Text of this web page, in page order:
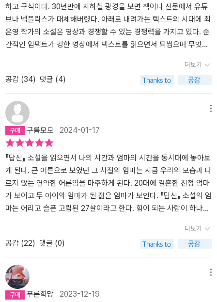
진 건 무슨 이유였을까. 부끄러워도 돼요. 기남은 그 말을 믿을 수 없
었다. 한 번도 기대하지 않았던 말. 기남은 그 말을 잊을 수 없으리라
고 생각했다.(319쪽) 마이클의 말에 기남이 느끼는 ‘따뜻한 통증’은
최은영의 소설을 읽는 동안 우리 안에 퍼져나가는 감정과도 같다. 상
고 있는 것처럼 여겨질 때, 그래서 그 순간을 잊을 수 없으리라고 예감
하게 될 때, 우리는 자신과 상대가 긴밀하게 연결되어 있음을 알아차
리게 된다. 관계 안에서, 사회 안에서 무엇과도 무관한 채 서 있을 수
없는 우리의 존재. 그간 빛나는 작품들을 선보여온 최은영이 자신의
글쓰기를 끊임없이 점검하며 이번 소설집에 또렷이 새겨넣은 것은 바
로 그러한 우리의 모습일 것이다.
가 읽기 어려웠다는 뜻은 아니다. 세심하고 조곤조곤한 말투와 같은
문장으로 세상과 인간을 보는 나의 시선과 이해에 대해 ‘그 정도로는
어림없다’고 말해 주고 있었다. 가족이나 타인과의 관계에서 어느 정
도까지가 이해의 폭으로 인정되는지, 정말 상대의 살갗 속으로 들어
게 했다. 여전히 존재하는 폭력 또한 서늘했고 마음이 아팠다. 책을 읽
으며 ‘자기 속에서 인식해야 한다는’ 프루스트의 말을 제대로 실감했
다. 성적에 맞춰 들어간 학과 공부가 마음에 들지 않아 괴로웠지만 그
럭저럭 졸업을 하고 은행의 비정규직 사원으로 근무한 적이 있는 희
원은 자신의 꿈을 위해 다시 대학 3학년에 학사 편입한 늦깎이 영문
과 대학생이다. 영어로 된 에세이를 읽고 각자 에세이를 써 와 토론하
는 강의에 참가한 희원은 그 수업의 시간강사인 ‘그녀’를 마음에 들어
한다. 수업의 내용과 그녀의 생각, 같은 지역에서 살았다는 동질감을
좋아하고, 희원이 앞으로 가게 될 길의 선배로 여기며 그녀에게 의지
하게 된다. 하지만 그녀는 희원이 원하는 그 길에 대해 싸늘한 반응을
보인다. 대학원에 진학해 박사학위를 따고 시간강사로 출발해서 대학
에 자리 잡는, 공부하는 인생이 비정규직으로, 날씬하지 못한 어린 여
다. 희원은 과거와 현재, 현재와 미래에서 그녀의 길을 따라가지만 그
들은 계속 대척점에 서 있다. 그녀가 그렇게 벗어나고 싶었던 용산에
지금 희원이 살고 있으며, 희원이 벗어나 다른 길로 가고 싶었던 그 길
에 그녀가 있었으며, 결국은 자리 잡지 못하고 글이나 공부와 무관하
게 살아가는 그녀의 자리에 현재 희원이 분투하며 버티고 있다. 엇갈
림과 짧은 인연 속에서의 그들의 대척은 끝까지 자신의 감정을 솔직
하고 구식이다. 30년만에 지하철 광경을 보면 책이나 신문에서 유튜
브나 넥플릭스가 대체해버렸다. 아래로 내려가는 텍스트의 시대에 최
은영 작가의 소설은 영상과 경쟁할 수 있는 경쟁력을 가지고 있다. 순
간적인 임팩트가 강한 영상에서 텍스트를 읽으면서 되씹으며 무엇을
기 때문아닐까? 이 소설들을 읽어가다보면, 연예인이나 재벌2~3세
의 환타지 이야기가 아니라 나 자신이거나 우리 가족의 모습이거나
주변 지인 상황이었다. 현실 모면이거나 극복이 아닌 현실 상황을 마
주하는 텍스트에서 출발한다. 7편의 중•단편 소설로 구성되어 있다.
소설의 화자들은 다음과 같다. 은행 비정규직 출신의 늦깍이 여성 대
학원생(아주 희미한 빛으로도), 학보사 출신의 현직 여성 기자(몫),
방송 pd 준비하다가 건설사 인턴 여직원(일년), 현재 교도소에 복역
중인 이모 얼굴을 기억하지 못하는 여조카 (답신), 텃밭을 가꾼 삼촌
을 기억하는 여성 조카 (파종), 함께 산 나이 많은 이모를 기억하는 여
성 파일롯 (이모에게), 산업화 시기 봉건 잔재가 관통한 엄마 이야기
(사라지는, 사라지지 않는) 여성들의 처지를 이야기하되, 과장되거나
복수를 말하지 않는다. 그 대신 그들의 삶을 구체적으로 복기한다. 그
면, 내 이야기를 이렇게 하다니…나와 주변 이야기를 들어주는 느낌이
다. 책띠에 <더 진실하기를, 더 치열하기를, 더 용기 있기를> 소개되
어 있다. 누군가에게는 진실을, 또 누군가에게는 치열을, 그리고 누군
가에게는 용기를 말하고 있다. 7편의 소설에서 느껴보셔라. 소설 <몫
>에서 보면, 3명과 1명 남자선배가 나온다. 배울 것이 많은 동기와 함
께한 집회에서 목적을 위해 수단을 가리지 않는 전단지(고 윤금이 사
더보기
공감 (34) 댓글 (4)
구름모모 2024-01-17
『답신』 소설을 읽으면서 나의 시간과 엄마의 시간을 동시대에 놓아보
게 된다. 큰 어른으로 보였던 그 시절의 엄마는 지금 우리의 모습과 다
르지 않는 연약한 어른임을 마주하게 된다. 20대에 결혼한 친정 엄마
가 보이고 두 아이의 엄마가 된 젊은 엄마가 보인다. 『답신』 소설의 엄
마는 어리고 슬픈 고립된 27살이라고 한다. 힘이 되는 사람이 하나도
성의 삶을 다양하게 살펴보게 한다. ​​돌잔치에서 친척들의 말이 가진
적의에 전해진다. '아이 엄마 표정이 왜 저러냐 ... 그런 말을 아무렇지
않게 하더라' (146쪽) '네 동생 왜 저렇게 살쪘는데. (시어머니 언니).
20살의 나는 사람들의 본격적인 악의에 대해 잘 몰랐지.' (147쪽) 사
람들의 악의를 무심한 듯이 뾰족하게 핀셋으로 집어내는 글귀에 여러
번 멈추게 된다. <웰컴투 삼달리>드라마에 등장하는 마을 사람들의
더보기
공감 (22) 댓글 (0)
푸른희망 2023-12-19